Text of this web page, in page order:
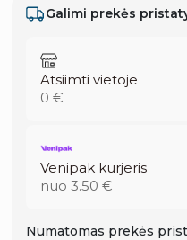
Galimi prekės
Atsiimti vietoje
0 €
Venipak kurjeris
nuo 3.50 €
Numatomas prekės